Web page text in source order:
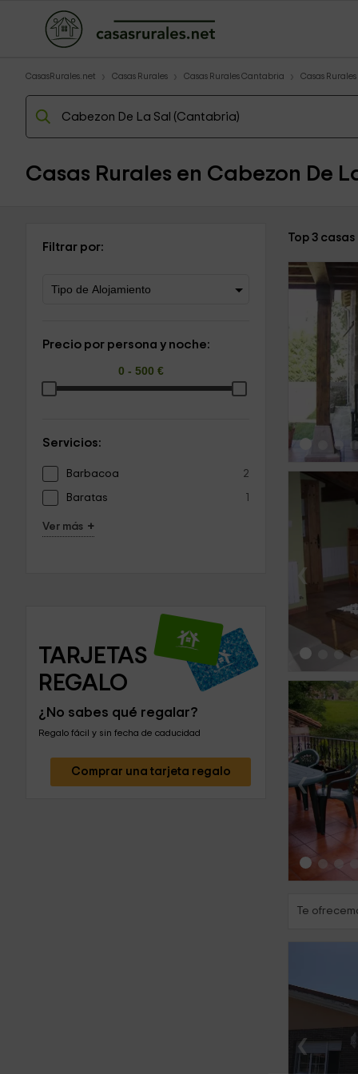
CasasRurales.net Casas Rurales Casas Rurales Cantabria Casas
Casas Rurales en Cabezon De
Filtrar por:
Precio por persona y noche:
Servicios:
Barbacoa 2
Baratas 1
Ver más +
TARJETAS
REGALO
¿No sabes qué regalar?
Regalo fácil y sin fecha de caducidad
Comprar una tarjeta regalo
Top 3
‹
‹
‹
Te
‹